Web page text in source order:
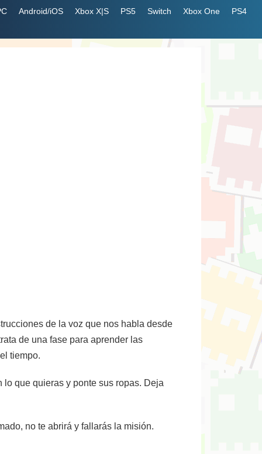
Android/iOS Xbox X|S PS5 Switch Xbox One PS4
de la voz que nos habla desde
de una fase para aprender las
tiempo.
que quieras y ponte sus ropas. Deja
no te abrirá y fallarás la misión.